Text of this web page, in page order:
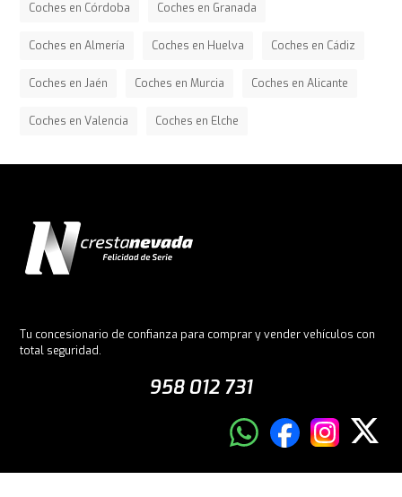
Coches en Córdoba Coches en Granada
Coches en Almería Coches en Huelva Coches en Cádiz
Coches en Jaén Coches en Murcia Coches en Alicante
Coches en Valencia Coches en Elche
Tu concesionario de confianza para comprar y vender vehículos con
total seguridad.
958 012 731